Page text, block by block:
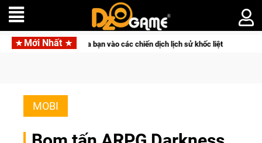
Mới Nhất
cao đưa bạn vào các chiến dịch lịch sử khốc liệt CFVL
MOBI